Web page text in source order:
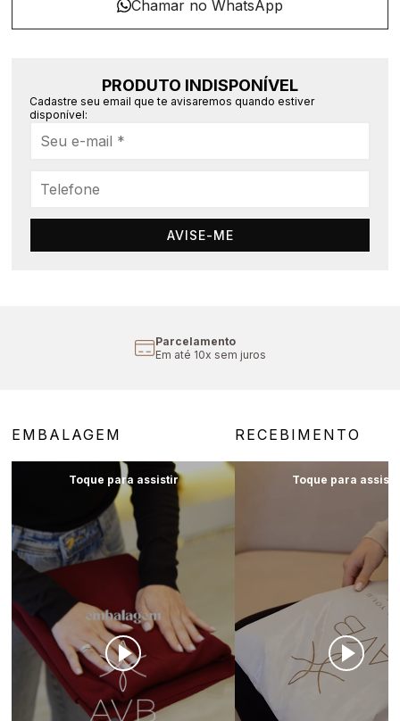
PRODUTO INDISPONÍVEL
Cadastre seu email que te avisaremos quando estiver
disponível:
AVISE-ME
Parcelamento
Em até 10x sem juros
EMBALAGEM RECEBIMENTO